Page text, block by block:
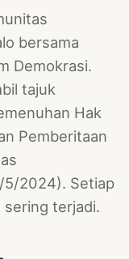
bersama
Demokrasi.
tajuk
Hak
Pemberitaan
5/2024). Setiap
sering terjadi.